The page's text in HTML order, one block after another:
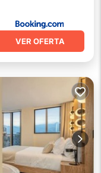
VER OFERTA